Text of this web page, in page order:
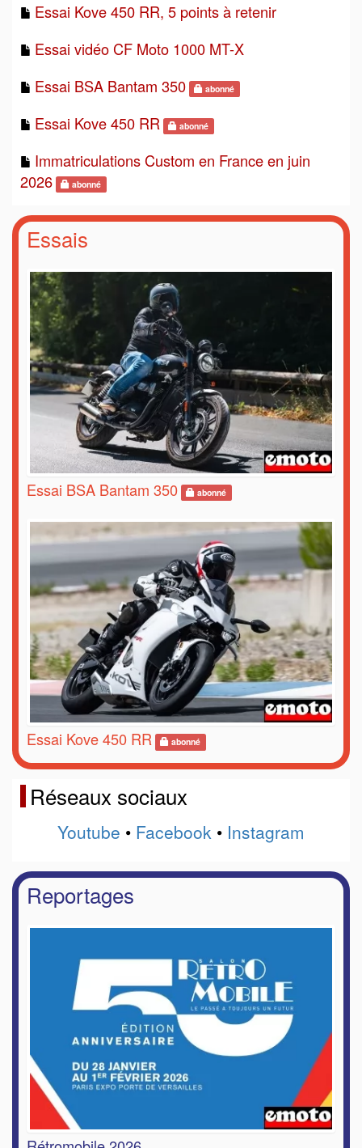
Essai Kove 450 RR, 5 points à retenir
Essai vidéo CF Moto 1000 MT-X
Essai BSA Bantam 350
abonné
Essai Kove 450 RR abonné
Immatriculations Custom en France en juin
2026
abonné
Essais
Essai BSA Bantam 350 abonné
Essai Kove 450 RR abonné
Réseaux sociaux
Youtube • Facebook • Instagram
Reportages